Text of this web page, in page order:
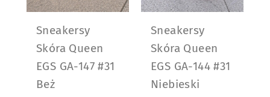
Sneakersy
Skóra Queen
EGS GA-147 #31
Beż
Sneakersy
Skóra Queen
EGS GA-144 #31
Niebieski